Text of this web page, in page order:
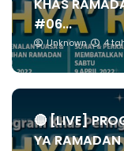
KHAS
#06...
Unknown 4
🔴 [LIVE]
YA